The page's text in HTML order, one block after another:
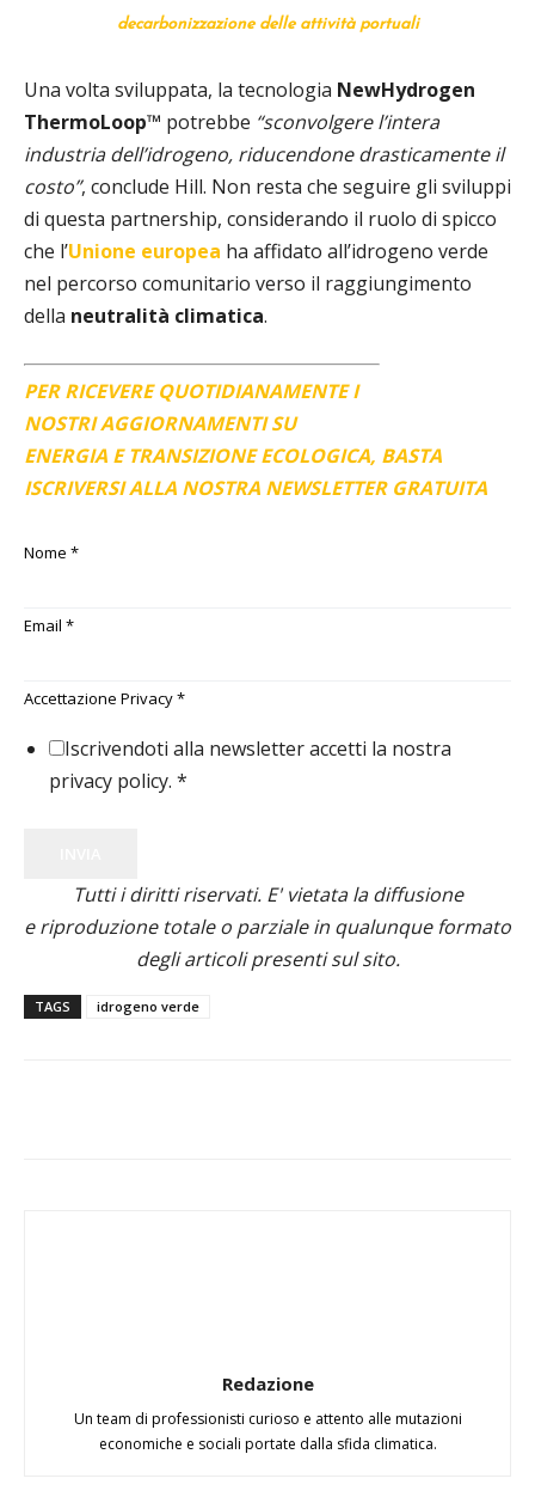
decarbonizzazione delle attività portuali
Una volta sviluppata, la tecnologia NewHydrogen
ThermoLoop™ potrebbe “sconvolgere l’intera
industria dell’idrogeno, riducendone drasticamente il
costo”, conclude Hill. Non resta che seguire gli sviluppi
di questa partnership, considerando il ruolo di spicco
che l’Unione europea ha affidato all’idrogeno verde
nel percorso comunitario verso il raggiungimento
della neutralità climatica.
PER RICEVERE QUOTIDIANAMENTE I
NOSTRI AGGIORNAMENTI SU
ENERGIA E TRANSIZIONE ECOLOGICA, BASTA
ISCRIVERSI ALLA NOSTRA NEWSLETTER GRATUITA
Nome *
Email *
Accettazione Privacy*
Iscrivendoti alla newsletter accetti la nostra
privacy policy. *
Tutti i diritti riservati. E' vietata la diffusione
e riproduzione totale o parziale in qualunque formato
degli articoli presenti sul sito.
TAGS idrogeno verde
Redazione
Un team di professionisti curioso e attento alle mutazioni
economiche e sociali portate dalla sfida climatica.